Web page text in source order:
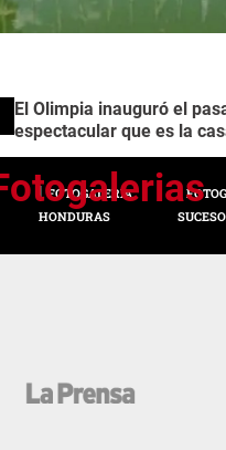
El Olimpia inauguró el
espectacular que es la
FOTOGALERÍA
HONDURAS